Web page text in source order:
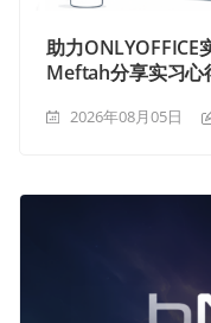
助力
Meftah分享实习心
2026年08月05日